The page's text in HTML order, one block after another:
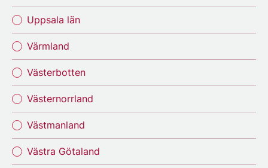
Uppsala län
Värmland
Västerbotten
Västernorrland
Västmanland
Västra Götaland